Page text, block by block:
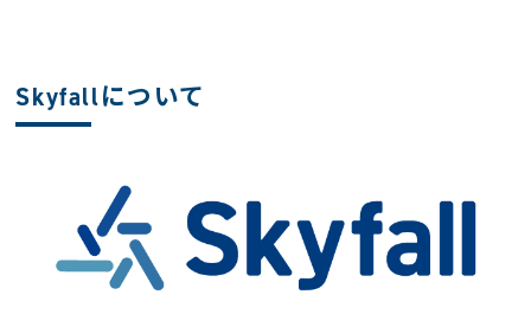
Skyfallについて